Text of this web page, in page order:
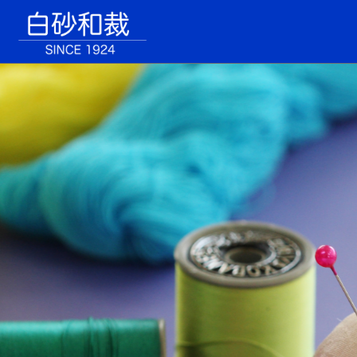
HOME
和裁教室
パッチワーク教室